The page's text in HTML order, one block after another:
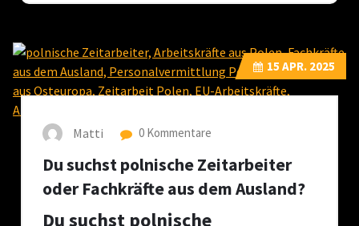
15 APR. 2025
Matti 0 Kommentare
Du suchst polnische Zeitarbeiter
oder Fachkräfte aus dem Ausland?
Du suchst polnische